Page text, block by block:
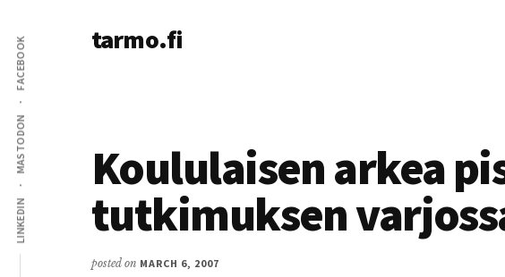
main
content
primary
sidebar
menu
LINKEDIN
MASTODON
FACEBOOK tarmo.fi
technology,
psychology,
and
Koululaisen arkea
tutkimuksen
posted on MARCH 6, 2007